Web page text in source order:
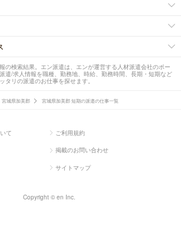
の検索結果。エン派遣は、エンが運営する人材派遣会社のポー
遣/求人情報を職種、勤務地、時給、勤務時間、長期・短期など
タリの派遣のお仕事を探せます。
宮城県加美郡 宮城県加美郡 短期の派遣の仕事一覧
て ご利用規約
掲載のお問い合わせ
サイトマップ
Copyright © en Inc.